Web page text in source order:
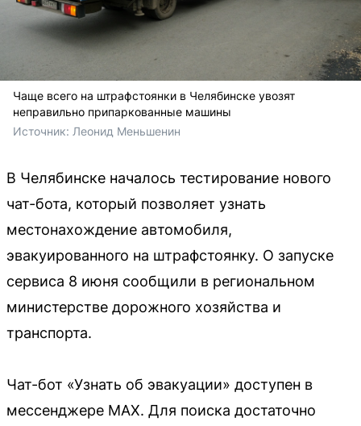
Чаще всего на штрафстоянки в Челябинске увозят
неправильно припаркованные машины
Источник: Леонид Меньшенин
В Челябинске началось тестирование нового
чат-бота, который позволяет узнать
местонахождение автомобиля,
эвакуированного на штрафстоянку. О запуске
сервиса 8 июня сообщили в региональном
министерстве дорожного хозяйства и
транспорта.
Чат-бот «Узнать об эвакуации» доступен в
мессенджере MAX. Для поиска достаточно